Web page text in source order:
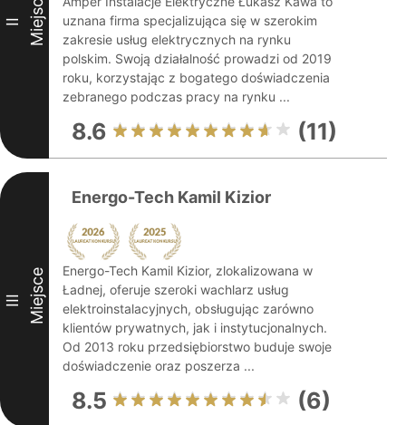
II Miejsce
uznana firma specjalizująca się w szerokim
zakresie usług elektrycznych na rynku
polskim. Swoją działalność prowadzi od 2019
roku, korzystając z bogatego doświadczenia
zebranego podczas pracy na rynku ...
8.6 (11)
III Miejsce
Energo-Tech Kamil Kizior
Energo-Tech Kamil Kizior, zlokalizowana w
Ładnej, oferuje szeroki wachlarz usług
elektroinstalacyjnych, obsługując zarówno
klientów prywatnych, jak i instytucjonalnych.
Od 2013 roku przedsiębiorstwo buduje swoje
doświadczenie oraz poszerza ...
8.5 (6)